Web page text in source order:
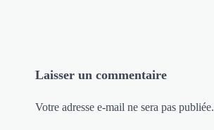
Laisser un commentaire
Votre adresse e-mail ne sera pas publiée.